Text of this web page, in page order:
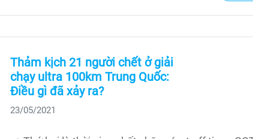
Thảm kịch 21 người chết ở giải
chạy ultra 100km Trung Quốc:
Điều gì đã xảy ra?
23/05/2021